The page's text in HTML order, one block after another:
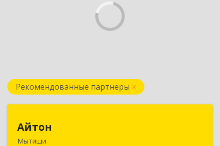
Рекомендованные партнеры
Айтон
Мытищи